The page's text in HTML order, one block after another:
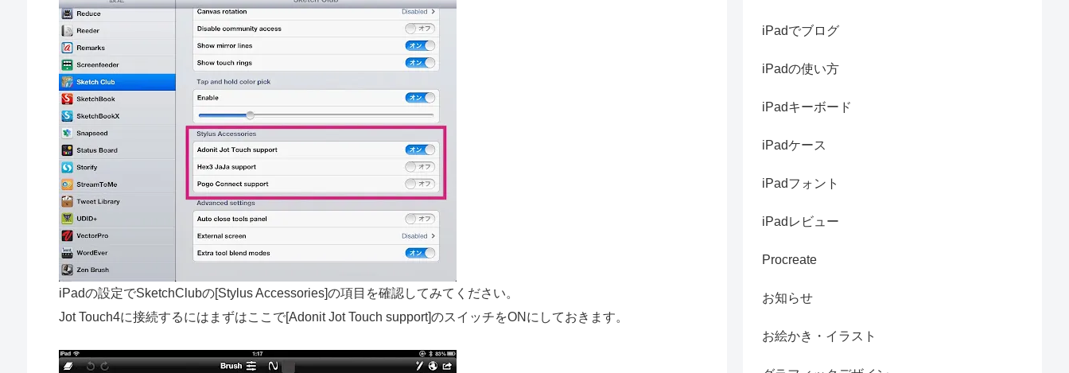
iPadの設定でSketchClubの[Stylus Accessories]の項目を確認してみてください。
Jot Touch4に接続するにはまずはここで[Adonit Jot Touch support]のスイッチをONにしておきます。
iPadでブログ
iPadの使い方
iPadキーボード
iPadケース
iPadフォント
iPadレビュー
Procreate
お知らせ
お絵かき・イラスト